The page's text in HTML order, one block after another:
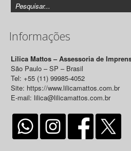
Informações
Lilica Mattos – Assessoria de
São Paulo – SP – Brasil
Tel: +55 (11) 99985-4052
Site: https://www.lilicamattos.com.br
E-mail: lilica@lilicamattos.com.br